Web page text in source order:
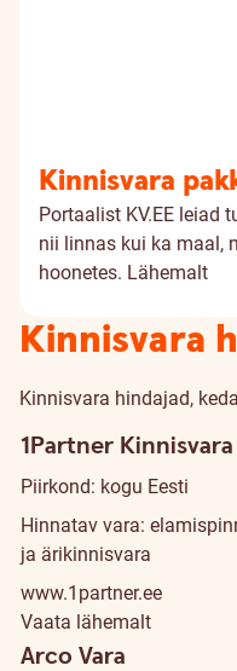
Kinnisvara
Portaalist KV.EE leiad
nii linnas kui ka maal,
hoonetes. Lähemalt
Kinnisvara
Kinnisvara hindajad,
1Partner Kinnisvara
Piirkond: kogu Eesti
Hinnatav vara:
ja ärikinnisvara
www.1partner.ee
Vaata lähemalt
Arco Vara